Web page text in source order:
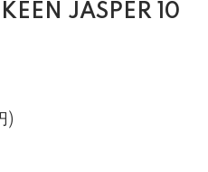
JASPER 10
)